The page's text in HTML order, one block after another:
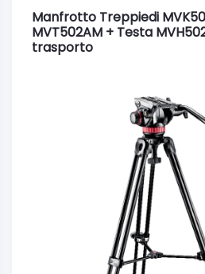
Manfrotto Treppiedi
MVT502AM + Testa
trasporto